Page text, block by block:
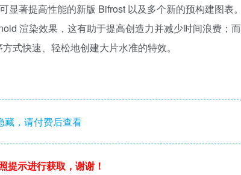
著提高性能的新版 Bifrost 以及多个新的预构建图表。
渲染效果，这有助于提高创造力并减少时间浪费；而
式快速、轻松地创建大片水准的特效。
藏，请付费后查看
提示进行获取，谢谢！